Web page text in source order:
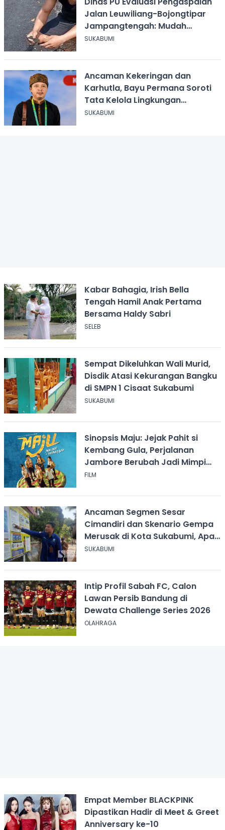
Jalan Leuwiliang-Bojongtipar
Jampangtengah: Mudah
Mengelupas
SUKABUMI
Ancaman Kekeringan dan
Karhutla, Bayu Permana Soroti
Tata Kelola Lingkungan
Sukabumi
SUKABUMI
Kabar Bahagia, Irish Bella
Tengah Hamil Anak Pertama
Bersama Haldy Sabri
SELEB
Sempat Dikeluhkan Wali Murid,
Disdik Atasi Kekurangan Bangku
di SMPN 1 Cisaat Sukabumi
SUKABUMI
Sinopsis Maju: Jejak Pahit si
Kembang Gula, Perjalanan
Jambore Berubah Jadi Mimpi
Buruk
FILM
Ancaman Segmen Sesar
Cimandiri dan Skenario Gempa
Merusak di Kota Sukabumi, Apa
yang Harus Dilakukan?
SUKABUMI
Intip Profil Sabah FC, Calon
Lawan Persib Bandung di
Dewata Challenge Series 2026
OLAHRAGA
Empat Member BLACKPINK
Dipastikan Hadir di Meet & Greet
Anniversary ke-10